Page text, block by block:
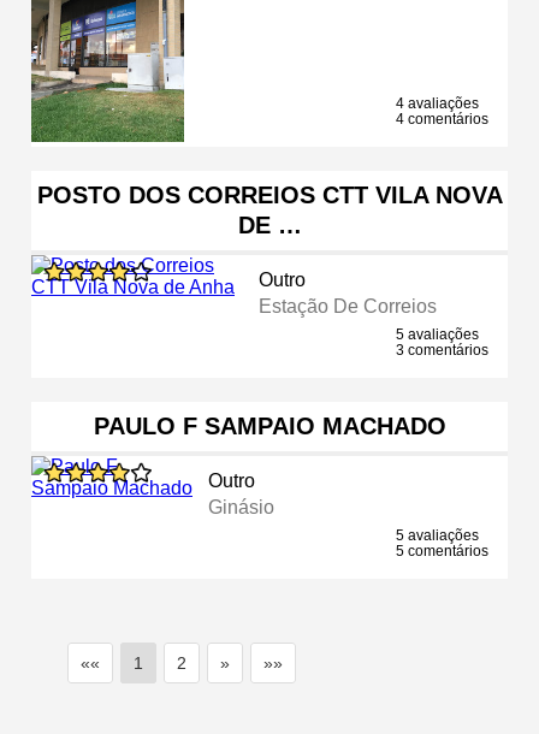
4 avaliações
4 comentários
POSTO DOS CORREIOS CTT VILA NOVA
DE …
Outro
Estação De Correios
5 avaliações
3 comentários
PAULO F SAMPAIO MACHADO
Outro
Ginásio
5 avaliações
5 comentários
«« 1 2 » »»